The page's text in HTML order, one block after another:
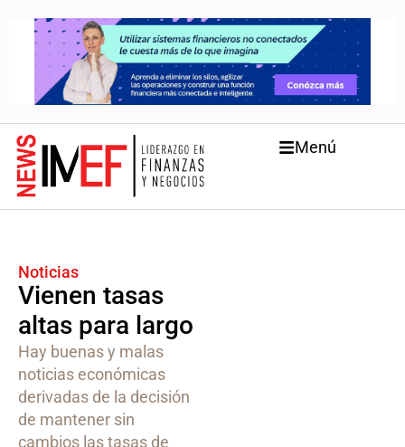
Menú
Noticias
Vienen tasas
altas para largo
Hay buenas y malas
noticias económicas
derivadas de la decisión
de mantener sin
cambios las tasas de